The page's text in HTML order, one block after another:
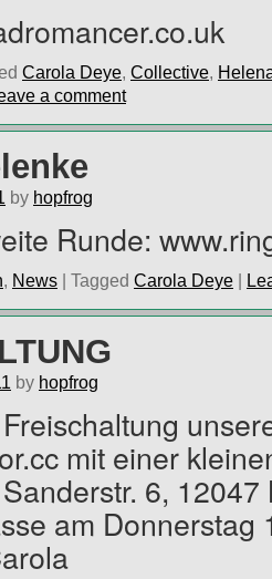
Carola Deye, Collective,
a comment
by hopfrog
Runde:
, News | Tagged Carola Deye |
by hopfrog
mit einer
6,
am Donnerstag